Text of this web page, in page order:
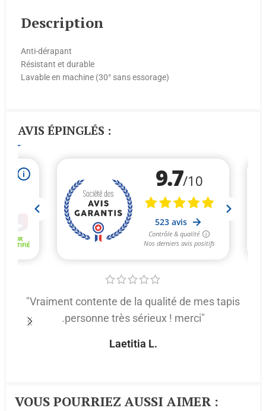
Description
Anti-dérapant
Résistant et durable
Lavable en machine (30° sans essorage)
AVIS ÉPINGLÉS :
"Vraiment contente de la qualité de mes tapis
.personne très sérieux ! merci"
Laetitia L.
VOUS POURRIEZ AUSSI AIMER :​